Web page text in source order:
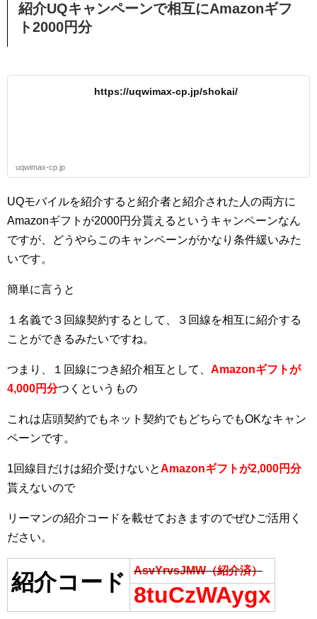
紹介UQキャンペーンで相互にAmazonギフ
ト2000円分
https://uqwimax-cp.jp/shokai/
uqwimax-cp.jp
UQモバイルを紹介すると紹介者と紹介された人の両方に
Amazonギフトが2000円分貰えるというキャンペーンなん
ですが、どうやらこのキャンペーンがかなり条件緩いみた
いです。
簡単に言うと
１名義で３回線契約するとして、３回線を相互に紹介する
ことができるみたいですね。
つまり、１回線につき紹介相互として、 Amazonギフトが
4,000円分つくというもの
これは店頭契約でもネット契約でもどちらでもOKなキャン
ペーンです。
1回線目だけは紹介受けないとAmazonギフトが2,000円分
貰えないので
リーマンの紹介コードを載せておきますのでぜひご活用く
ださい。
紹介コード AsvYrvsJMW（紹介済）
8tuCzWAygx